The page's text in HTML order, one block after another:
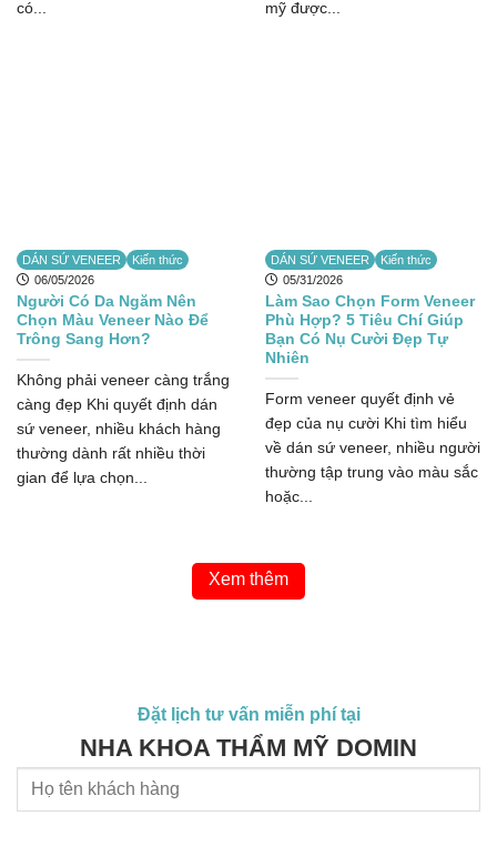
có...
mỹ được...
DÁN SỨ VENEER
Kiến thức
06/05/2026
Người Có Da Ngăm Nên
Chọn Màu Veneer Nào Để
Trông Sang Hơn?
Không phải veneer càng trắng
càng đẹp Khi quyết định dán
sứ veneer, nhiều khách hàng
thường dành rất nhiều thời
gian để lựa chọn...
DÁN SỨ VENEER
Kiến thức
05/31/2026
Làm Sao Chọn Form Veneer
Phù Hợp? 5 Tiêu Chí Giúp
Bạn Có Nụ Cười Đẹp Tự
Nhiên
Form veneer quyết định vẻ
đẹp của nụ cười Khi tìm hiểu
về dán sứ veneer, nhiều người
thường tập trung vào màu sắc
hoặc...
Xem thêm
Đặt lịch tư vấn miễn phí tại
NHA KHOA THẨM MỸ DOMIN